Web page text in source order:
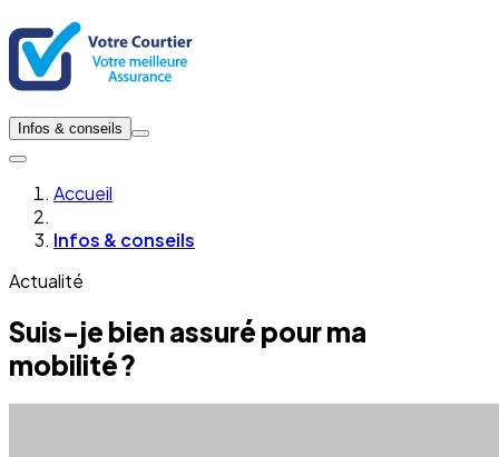
Infos & conseils
Accueil
Infos & conseils
Actualité
Suis-je bien assuré pour ma
mobilité ?